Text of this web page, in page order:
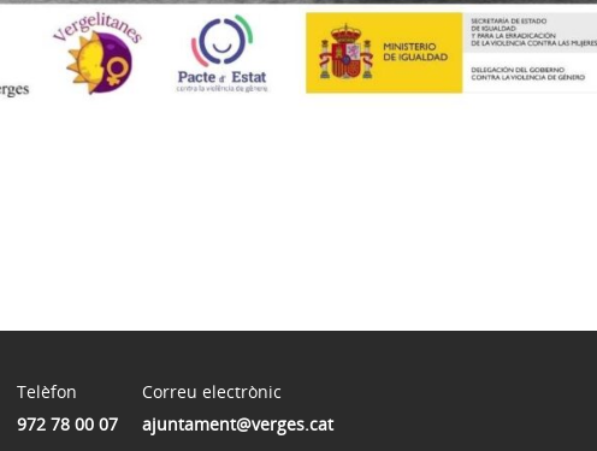
Telèfon
972 78 00 07
Correu electrònic
ajuntament@verges.cat